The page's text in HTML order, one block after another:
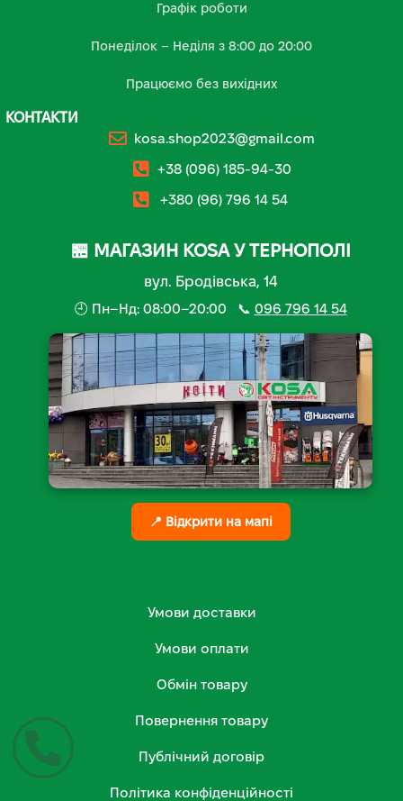
Графік роботи
Понеділок – Неділя з 8:00 до 20:00
Працюємо без вихідних
КОНТАКТИ
kosa.shop2023@gmail.com
+38 (096) 185-94-30
+380 (96) 796 14 54
🏪 МАГАЗИН KOSA У ТЕРНОПОЛІ
вул. Бродівська, 14
🕘 Пн–Нд: 08:00–20:00 📞 096 796 14 54
📍 Відкрити на мапі
Умови доставки
Умови оплати
Обмін товару
Повернення товару
Публічний договір
Політика конфіденційності